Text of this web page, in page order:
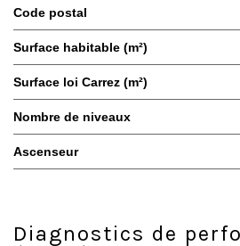
Code postal
Surface habitable (m²)
Surface loi Carrez (m²)
Nombre de niveaux
Ascenseur
Diagnostics de performance